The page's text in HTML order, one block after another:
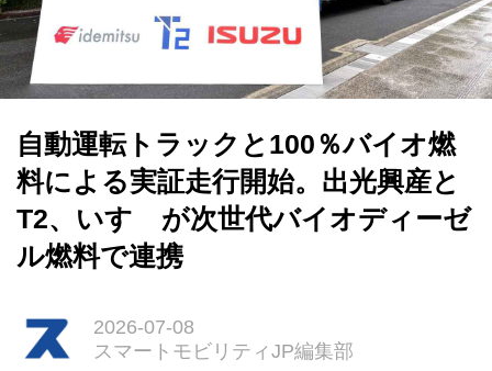
自動運転トラックと100％バイオ燃
料による実証走行開始。出光興産と
T2、いすゞが次世代バイオディーゼ
ル燃料で連携
2026-07-08
スマートモビリティJP編集部